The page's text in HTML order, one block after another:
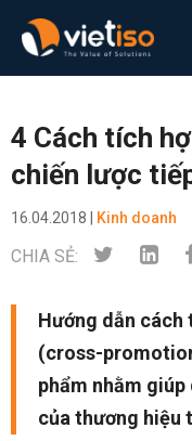
4 Cách tích
chiến lược
16.04.2018 | Kinh doanh
CHIA SẺ:
Hướng dẫn cách
(cross-
phẩm nhằm
của thương hiệu